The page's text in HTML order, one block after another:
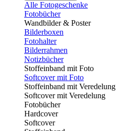
Alle Fotogeschenke
Fotobücher
Wandbilder & Poster
Bilderboxen
Fotohalter
Bilderrahmen
Notizbücher
Stoffeinband mit Foto
Softcover mit Foto
Stoffeinband mit Veredelung
Softcover mit Veredelung
Fotobücher
Hardcover
Softcover